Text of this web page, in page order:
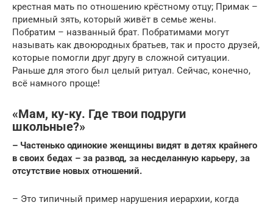
крестная мать по отношению крёстному отцу; Примак –
приемный зять, который живёт в семье жены.
Побратим – названный брат. Побратимами могут
называть как двоюродных братьев, так и просто друзей,
которые помогли друг другу в сложной ситуации.
Раньше для этого был целый ритуал. Сейчас, конечно,
всё намного проще!
«Мам, ку-ку. Где твои подруги
школьные?»
– Частенько одинокие женщины видят в детях крайнего
в своих бедах – за развод, за несделанную карьеру, за
отсутствие новых отношений.
– Это типичный пример нарушения иерархии, когда